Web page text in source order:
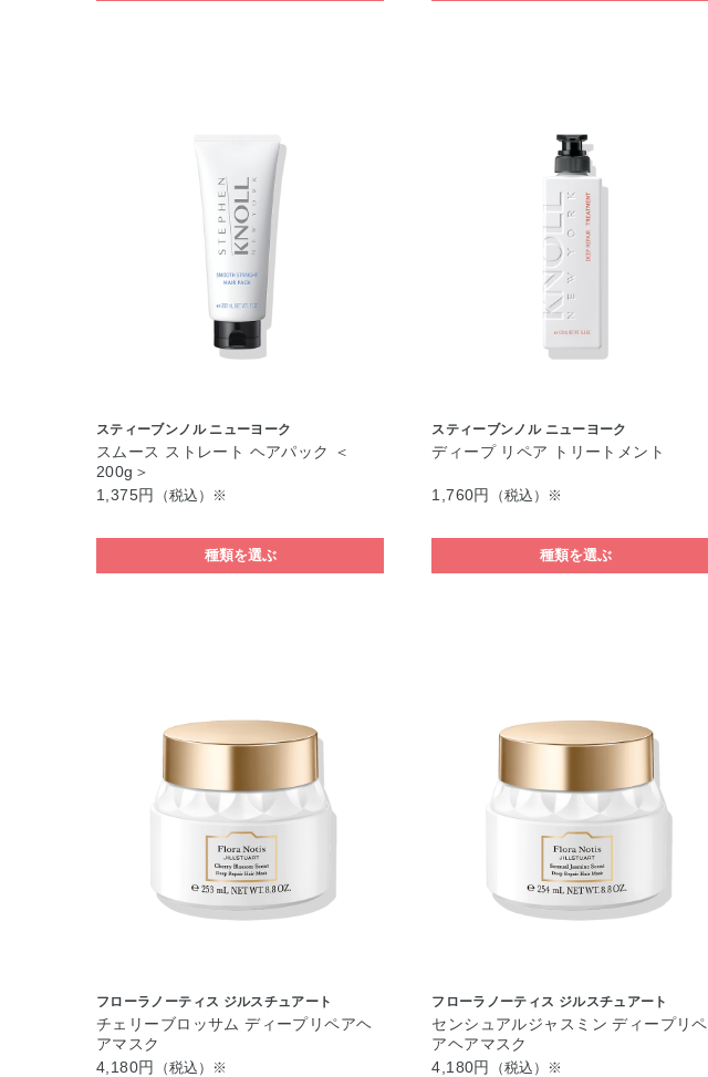
スティーブンノル ニューヨーク
スムース ストレート ヘアパック ＜
200g＞
1,375円
（税込）※
種類を選ぶ
スティーブンノル ニューヨーク
ディープ リペア トリートメント
1,760円 （税込）※
種類を選ぶ
フローラノーティス ジルスチュアート
チェリーブロッサム ディープリペアヘ
アマスク
4,180円
（税込）※
フローラノーティス ジルスチュアート
センシュアルジャスミン ディープリペ
アヘアマスク
4,180円
（税込）※